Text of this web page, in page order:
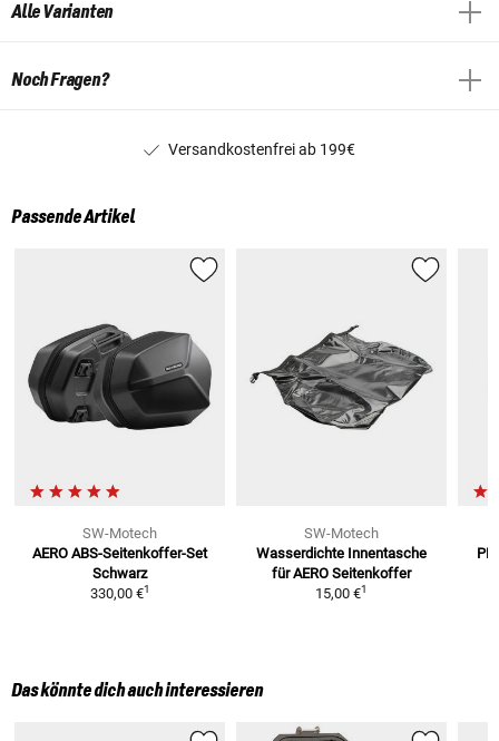
Alle Varianten
Noch Fragen?
Versandkostenfrei ab 199€
Passende Artikel
SW-Motech
AERO ABS-Seitenkoffer-Set
Schwarz
330,00 €1
SW-Motech
Wasserdichte Innentasche
für AERO Seitenkoffer
15,00 €1
Das könnte dich auch interessieren